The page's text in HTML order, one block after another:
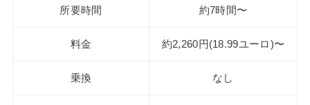
所要時間 約7時間〜
料金 約2,260円(18.99ユーロ)〜
乗換 なし